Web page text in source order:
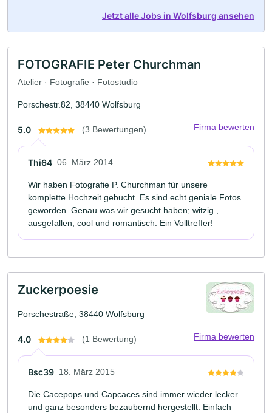
Jetzt alle Jobs in Wolfsburg ansehen
FOTOGRAFIE Peter Churchman
Atelier · Fotografie · Fotostudio
Porschestr.82, 38440 Wolfsburg
5.0 (3 Bewertungen) Firma bewerten
Thi64 06. März 2014
Wir haben Fotografie P. Churchman für unsere
komplette Hochzeit gebucht. Es sind echt geniale Fotos
geworden. Genau was wir gesucht haben; witzig ,
ausgefallen, cool und romantisch. Ein Volltreffer!
Zuckerpoesie
Porschestraße, 38440 Wolfsburg
4.0 (1 Bewertung) Firma bewerten
Bsc39 18. März 2015
Die Cacepops und Capcaces sind immer wieder lecker
und ganz besonders bezaubernd hergestellt. Einfach